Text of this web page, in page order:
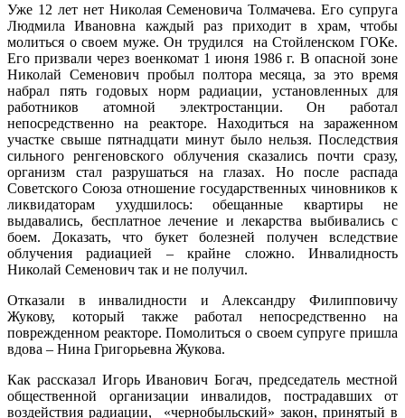
Уже 12 лет нет Николая Семеновича Толмачева. Его супруга
Людмила Ивановна каждый раз приходит в храм, чтобы
молиться о своем муже. Он трудился на Стойленском ГОКе.
Его призвали через военкомат 1 июня 1986 г. В опасной зоне
Николай Семенович пробыл полтора месяца, за это время
набрал пять годовых норм радиации, установленных для
работников атомной электростанции. Он работал
непосредственно на реакторе. Находиться на зараженном
участке свыше пятнадцати минут было нельзя. Последствия
сильного ренгеновского облучения сказались почти сразу,
организм стал разрушаться на глазах. Но после распада
Советского Союза отношение государственных чиновников к
ликвидаторам ухудшилось: обещанные квартиры не
выдавались, бесплатное лечение и лекарства выбивались с
боем. Доказать, что букет болезней получен вследствие
облучения радиацией – крайне сложно. Инвалидность
Николай Семенович так и не получил.
Отказали в инвалидности и Александру Филипповичу
Жукову, который также работал непосредственно на
поврежденном реакторе. Помолиться о своем супруге пришла
вдова – Нина Григорьевна Жукова.
Как рассказал Игорь Иванович Богач, председатель местной
общественной организации инвалидов, пострадавших от
воздействия радиации, «чернобыльский» закон, принятый в